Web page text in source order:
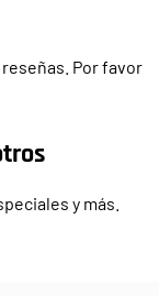
Por favor
y más.